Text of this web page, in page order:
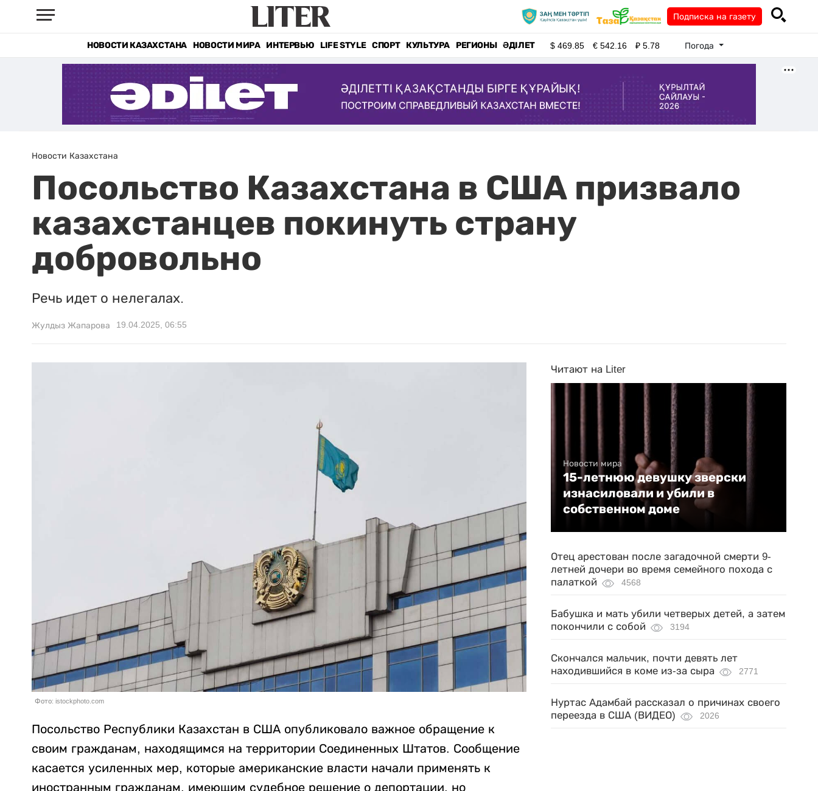
Подписка на газету
НОВОСТИ КАЗАХСТАНА НОВОСТИ МИРА ИНТЕРВЬЮ LIFE STYLE СПОРТ КУЛЬТУРА РЕГИОНЫ ӘДІЛЕТ $469.85 €542.16 ₽5.78 Погода
Новости Казахстана
Посольство Казахстана в США призвало
казахстанцев покинуть страну
добровольно
Речь идет о нелегалах.
Жулдыз Жапарова 19.04.2025, 06:55
Фото: istockphoto.com
Посольство Республики Казахстан в США опубликовало важное обращение к
своим гражданам, находящимся на территории Соединенных Штатов. Сообщение
касается усиленных мер, которые американские власти начали применять к
иностранным гражданам, имеющим судебное решение о депортации, но
Читают на Liter
Новости мира
15-летнюю девушку зверски
изнасиловали и убили в
собственном доме
Отец арестован после загадочной смерти 9-
летней дочери во время семейного похода с
палаткой
4568
Бабушка и мать убили четверых детей, а затем
покончили с собой
3194
Скончался мальчик, почти девять лет
находившийся в коме из-за сыра
2771
Нуртас Адамбай рассказал о причинах своего
переезда в США (ВИДЕО)
2026